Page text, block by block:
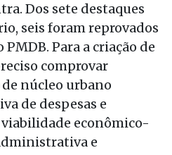
Dos sete destaques
seis foram reprovados
Para a criação de
comprovar
núcleo urbano
de despesas e
viabilidade econômico-
e